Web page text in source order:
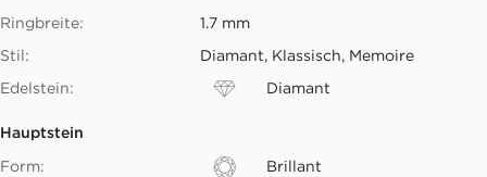
Ringbreite:
1.7 mm
Stil:
Diamant, Klassisch, Memoire
Edelstein:
Diamant
Hauptstein
Form:
Brillant